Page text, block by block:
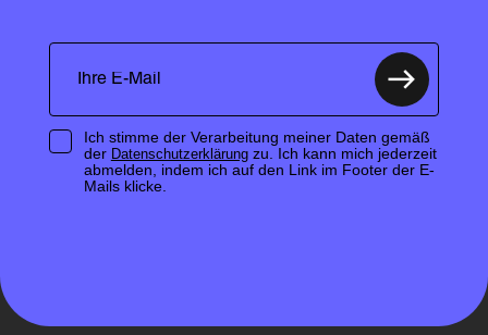
Ich stimme der Verarbeitung meiner Daten gemäß
der Datenschutzerklärungzu. Ich kann mich jederzeit
abmelden, indem ich auf den Link im Footer der E-
Mails klicke.